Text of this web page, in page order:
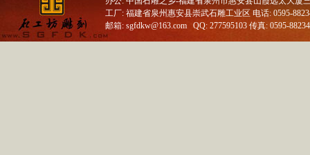
工厂: 福建省泉州惠安县崇武石雕工业区 电话: 0595-
邮箱: sgfdkw@163.com QQ: 277595103 传真: 0595-